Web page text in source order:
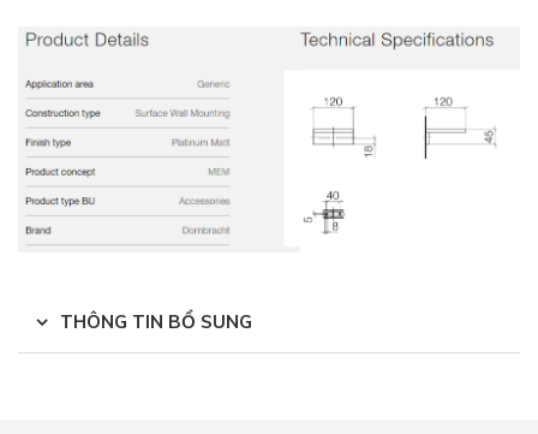
THÔNG TIN BỔ SUNG